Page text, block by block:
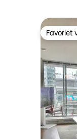
Favoriet
Favoriet